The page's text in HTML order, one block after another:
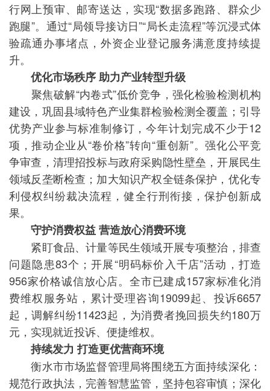
行网上预审、邮寄送达，实现“数据多跑路、群众少
跑腿”。通过“局领导接访日”“局长走流程”等沉浸式体
验疏通办事堵点，外资企业登记服务满意度持续提
升。
优化市场秩序 助力产业转型升级
聚焦破解“内卷式”低价竞争，强化检验检测机构
建设，巩固县域特色产业集群检验检测全覆盖；引导
优势产业参与标准制修订，今年计划完成不少于12
项，推动企业从“卷价格”转向“重创新”。强化公平竞
争审查，清理招投标与政府采购隐性壁垒，开展民生
领域反垄断检查；加大知识产权全链条保护，优化专
利侵权纠纷裁决流程，健全行刑衔接，保护创新成
果。
守护消费权益 营造放心消费环境
紧盯食品、计量等民生领域开展专项整治，排查
问题隐患83个；开展“明码标价入千店”活动，打造
956家价格诚信放心店。全市已建成157家标准化消
费维权服务站，累计受理咨询19099起、投诉6657
起，调解纠纷11423起，为消费者挽回损失约180万
元，实现就近投诉、便捷维权。
持续发力 打造更优营商环境
衡水市市场监督管理局将围绕五方面持续深化：
规范行政执法，完善智慧监管，坚持包容审慎；深化